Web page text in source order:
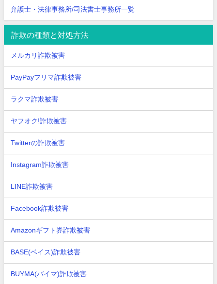
弁護士・法律事務所/司法書士事務所一覧
詐欺の種類と対処方法
メルカリ詐欺被害
PayPayフリマ詐欺被害
ラクマ詐欺被害
ヤフオク!詐欺被害
Twitterの詐欺被害
Instagram詐欺被害
LINE詐欺被害
Facebook詐欺被害
Amazonギフト券詐欺被害
BASE(ベイス)詐欺被害
BUYMA(バイマ)詐欺被害